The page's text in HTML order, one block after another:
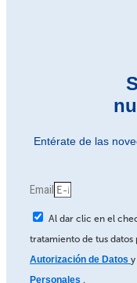
Entérate de las
Email
Al dar clic en el
tratamiento de tus
Autorización de Datos y
Personales .